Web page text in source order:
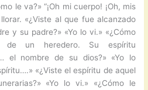
le va?» “¡Oh mi cuerpo! ¡Oh, mis
«¿Viste al que fue alcanzado
y su padre?» «Yo lo vi.» «¿Cómo
de un heredero. Su espíritu
el nombre de su dios?» «Yo lo
«¿Viste el espíritu de aquel
«Yo lo vi.» «¿Cómo le